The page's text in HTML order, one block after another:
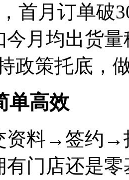
首月订单破
今月均出货
政策托底，
单高效
资料→签约→
有门店还是